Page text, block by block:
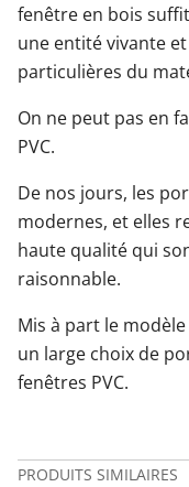
fenêtre en bois
une entité vivante
particulières du
On ne peut pas en
PVC.
De nos jours, les
modernes, et elles
haute qualité qui
raisonnable.
Mis à part le
un large choix de
fenêtres PVC.
PRODUITS SIMILAIRES